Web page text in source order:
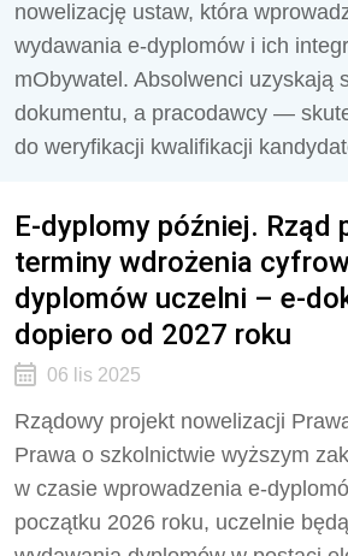
nowelizację ustaw, która
wydawania e-dyplomów i ich
mObywatel. Absolwenci uzyskają
dokumentu, a pracodawcy —
do weryfikacji kwalifikacji
E-dyplomy później. Rząd
terminy wdrożenia
dyplomów uczelni – e-
dopiero od 2027 roku
06 lis 2025
Rządowy projekt nowelizacji
Prawa o szkolnictwie wyższym
w czasie wprowadzenia e-
początku 2026 roku, uczelnie